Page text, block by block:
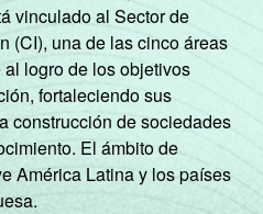
vinculado al Sector de
(CI), una de las cinco áreas
logro de los objetivos
fortaleciendo sus
construcción de sociedades
El ámbito de
América Latina y los países